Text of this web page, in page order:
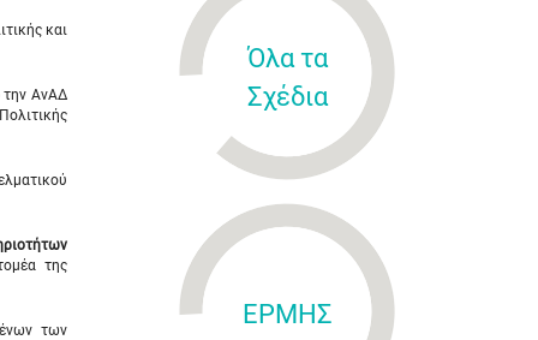
και
την ΑνΑΔ
της
των
Όλα τα
Σχέδια
ΕΡΜΗΣ